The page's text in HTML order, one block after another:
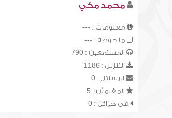
محمد مكي
معلومات : ---
ملحوظة : ---
المستمعين : 790
التنزيل : 1186
الرسائل : 0
المقيميّن : 5
في خزائن : 0